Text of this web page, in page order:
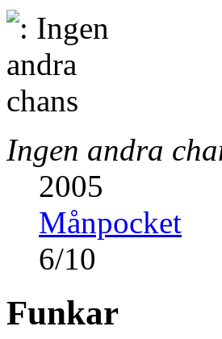
Ingen andra
2005
Månpocket
6/10
Funkar